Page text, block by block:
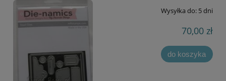
Wysyłka do: 5 dni
70,00 zł
do koszyka